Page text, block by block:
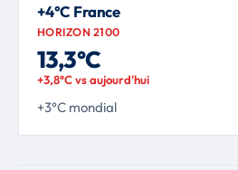
+4°C France
HORIZON 2100
13,3°C
+3,8°C vs aujourd'hui
+3°C mondial